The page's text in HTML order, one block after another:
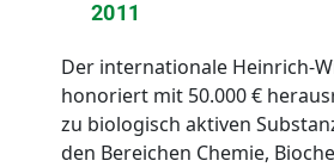
2011
Der internationale Heinrich-
honoriert mit 50.000 €
zu biologisch aktiven
den Bereichen Chemie,